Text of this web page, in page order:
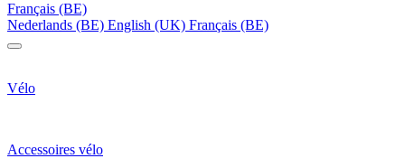
Français (BE)
Nederlands (BE) English (UK) Français (BE)
Vélo
Accessoires vélo